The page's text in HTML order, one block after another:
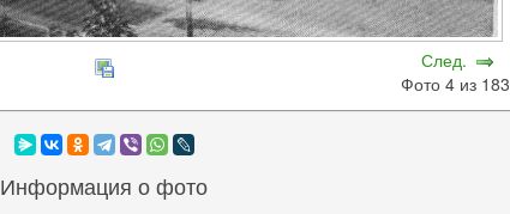
След.
Фото 4 из 183
Информация о фото